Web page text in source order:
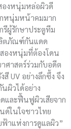
องหนุ่มหล่อผิวดี
หนุ่มหน้าคมมาก
รีผู้รักษาประตูทีม
ตภัณฑ์กันแดด
องหนุ่มที่ต้องโดน
ศาสตร์ร่วมกับอดีต
สี UV อย่างลึกซึ้ง จึง
ผิวได้อย่าง
และฟื้นฟูผิวเสียจาก
ในใจชาวไทย
าแห่งการดูแลผิว”